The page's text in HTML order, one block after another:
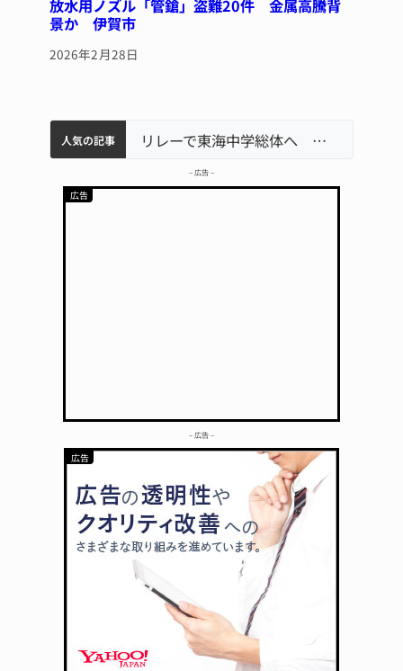
放水用ノズル「管鎗」盗難20件 金属高騰背
景か 伊賀市
2026年2月28日
人気の記事
中学校の陶壁モニュメント 地元建設会社がボランティアで清掃 伊賀名張市立病院のDMAT、熊本地震の被災地へ 能登以来3回目の派遣
【インターハイ⑨】ソフトテニス ミス減らし上位狙う 近大高専 リレーで東海中学総体へ 伊賀・名張
– 広告 –
– 広告 –